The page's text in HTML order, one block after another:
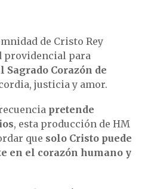
de Cristo Rey
providencial para
Corazón de
justicia y amor.
pretende
, esta producción de HM
que solo Cristo puede
en el corazón humano y